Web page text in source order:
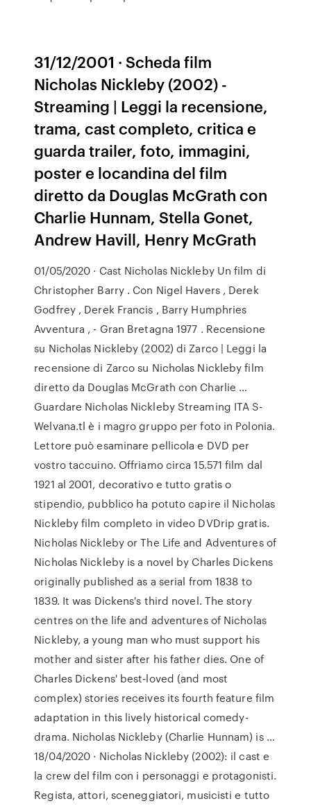
31/12/2001 · Scheda film
Nicholas Nickleby (2002) -
Streaming | Leggi la recensione,
trama, cast completo, critica e
guarda trailer, foto, immagini,
poster e locandina del film
diretto da Douglas McGrath con
Charlie Hunnam, Stella Gonet,
Andrew Havill, Henry McGrath
01/05/2020 · Cast Nicholas Nickleby Un film di
Christopher Barry . Con Nigel Havers , Derek
Godfrey , Derek Francis , Barry Humphries
Avventura , - Gran Bretagna 1977 . Recensione
su Nicholas Nickleby (2002) di Zarco | Leggi la
recensione di Zarco su Nicholas Nickleby film
diretto da Douglas McGrath con Charlie …
Guardare Nicholas Nickleby Streaming ITA S-
Welvana.tl è i magro gruppo per foto in Polonia.
Lettore può esaminare pellicola e DVD per
vostro taccuino. Offriamo circa 15.571 film dal
1921 al 2001, decorativo e tutto gratis o
stipendio, pubblico ha potuto capire il Nicholas
Nickleby film completo in video DVDrip gratis.
Nicholas Nickleby or The Life and Adventures of
Nicholas Nickleby is a novel by Charles Dickens
originally published as a serial from 1838 to
1839. It was Dickens's third novel. The story
centres on the life and adventures of Nicholas
Nickleby, a young man who must support his
mother and sister after his father dies. One of
Charles Dickens' best-loved (and most
complex) stories receives its fourth feature film
adaptation in this lively historical comedy-
drama. Nicholas Nickleby (Charlie Hunnam) is …
18/04/2020 · Nicholas Nickleby (2002): il cast e
la crew del film con i personaggi e protagonisti.
Regista, attori, sceneggiatori, musicisti e tutto